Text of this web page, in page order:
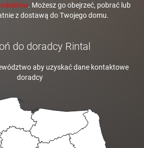
. Możesz go obejrzeć, pobrać lub
z dostawą do Twojego domu.
do doradcy Rintal
aby uzyskać dane kontaktowe
doradcy